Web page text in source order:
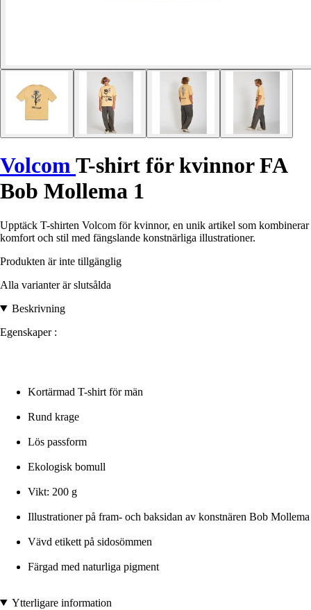
VolcomT-shirt för kvinnor FA
Bob Mollema 1
Upptäck T-shirten Volcom för kvinnor, en unik artikel som kombinerar
komfort och stil med fängslande konstnärliga illustrationer.
Produkten är inte tillgänglig
Alla varianter är slutsålda
Beskrivning
Egenskaper :
Kortärmad T-shirt för män
Rund krage
Lös passform
Ekologisk bomull
Vikt: 200 g
Illustrationer på fram- och baksidan av konstnären Bob Mollema
Vävd etikett på sidosömmen
Färgad med naturliga pigment
Ytterligare information